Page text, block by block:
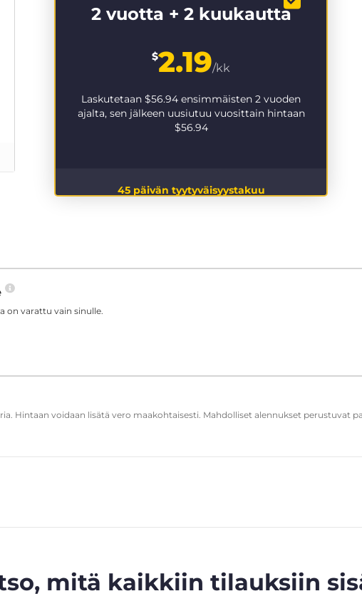
2 vuotta + 2 kuukautta
$2.19/kk
Laskutetaan $56.94 ensimmäisten 2 vuoden
ajalta, sen jälkeen uusiutuu vuosittain hintaan
$56.94
45 päivän tyytyväisyystakuu
on varattu vain sinulle.
Hintaan voidaan lisätä vero maakohtaisesti. Mahdolliset alennukset perustuvat
mitä kaikkiin tilauksiin